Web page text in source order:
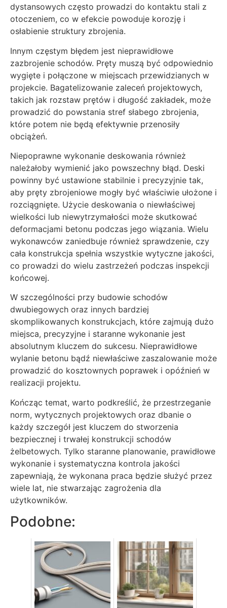
dystansowych często prowadzi do kontaktu stali z
otoczeniem, co w efekcie powoduje korozję i
osłabienie struktury zbrojenia.
Innym częstym błędem jest nieprawidłowe
zazbrojenie schodów. Pręty muszą być odpowiednio
wygięte i połączone w miejscach przewidzianych w
projekcie. Bagatelizowanie zaleceń projektowych,
takich jak rozstaw prętów i długość zakładek, może
prowadzić do powstania stref słabego zbrojenia,
które potem nie będą efektywnie przenosiły
obciążeń.
Niepoprawne wykonanie deskowania również
należałoby wymienić jako powszechny błąd. Deski
powinny być ustawione stabilnie i precyzyjnie tak,
aby pręty zbrojeniowe mogły być właściwie ułożone i
rozciągnięte. Użycie deskowania o niewłaściwej
wielkości lub niewytrzymałości może skutkować
deformacjami betonu podczas jego wiązania. Wielu
wykonawców zaniedbuje również sprawdzenie, czy
cała konstrukcja spełnia wszystkie wytyczne jakości,
co prowadzi do wielu zastrzeżeń podczas inspekcji
końcowej.
W szczególności przy budowie schodów
dwubiegowych oraz innych bardziej
skomplikowanych konstrukcjach, które zajmują dużo
miejsca, precyzyjne i staranne wykonanie jest
absolutnym kluczem do sukcesu. Nieprawidłowe
wylanie betonu bądź niewłaściwe zaszalowanie może
prowadzić do kosztownych poprawek i opóźnień w
realizacji projektu.
Kończąc temat, warto podkreślić, że przestrzeganie
norm, wytycznych projektowych oraz dbanie o
każdy szczegół jest kluczem do stworzenia
bezpiecznej i trwałej konstrukcji schodów
żelbetowych. Tylko staranne planowanie, prawidłowe
wykonanie i systematyczna kontrola jakości
zapewniają, że wykonana praca będzie służyć przez
wiele lat, nie stwarzając zagrożenia dla
użytkowników.
Podobne: